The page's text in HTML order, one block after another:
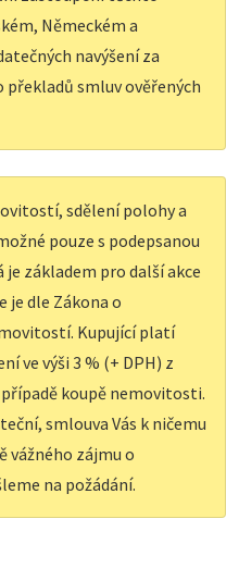
Německém a
navýšení za
překladů smluv ověřených
sdělení polohy a
pouze s podepsanou
základem pro další akce
je dle Zákona o
Kupující platí
ve výši 3 % (+ DPH) z
koupě nemovitosti.
smlouva Vás k ničemu
vážného zájmu o
na požádání.